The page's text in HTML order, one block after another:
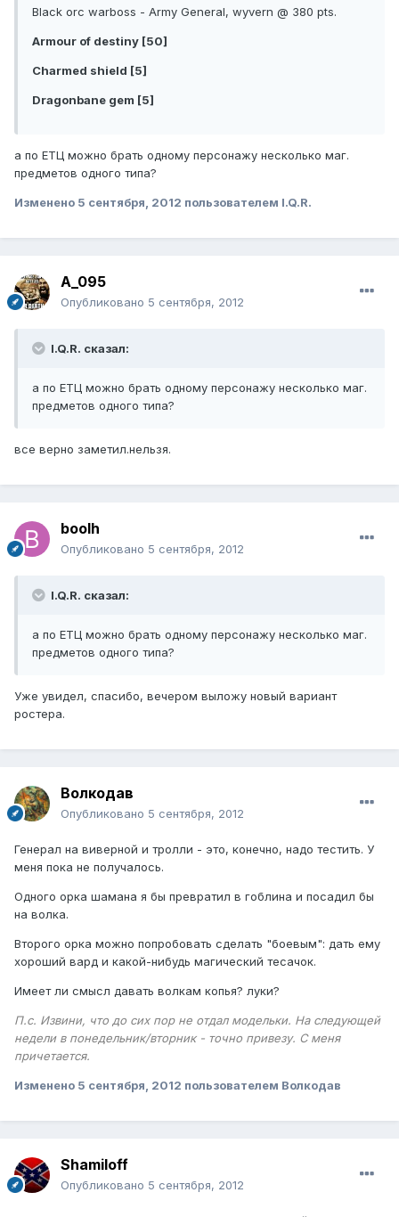
Black orc warboss - Army General, wyvern @ 380 pts.
Armour of destiny [50]
Charmed shield [5]
Dragonbane gem [5]
а по ЕТЦ можно брать одному персонажу несколько маг.
предметов одного типа?
Изменено 5 сентября, 2012 пользователем I.Q.R.
A_095
Опубликовано 5 сентября, 2012
I.Q.R. сказал:
а по ЕТЦ можно брать одному персонажу несколько маг.
предметов одного типа?
все верно заметил.нельзя.
boolh
Опубликовано 5 сентября, 2012
I.Q.R. сказал:
а по ЕТЦ можно брать одному персонажу несколько маг.
предметов одного типа?
Уже увидел, спасибо, вечером выложу новый вариант
ростера.
Волкодав
Опубликовано 5 сентября, 2012
Генерал на виверной и тролли - это, конечно, надо тестить. У
меня пока не получалось.
Одного орка шамана я бы превратил в гоблина и посадил бы
на волка.
Второго орка можно попробовать сделать "боевым": дать ему
хороший вард и какой-нибудь магический тесачок.
Имеет ли смысл давать волкам копья? луки?
П.с. Извини, что до сих пор не отдал модельки. На следующей
недели в понедельник/вторник - точно привезу. С меня
причетается.
Изменено 5 сентября, 2012 пользователем Волкодав
Shamiloff
Опубликовано 5 сентября, 2012